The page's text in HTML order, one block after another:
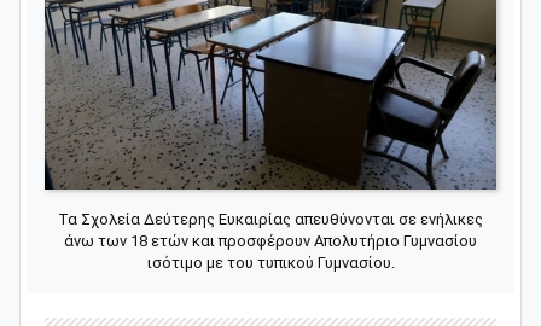
Τα Σχολεία Δεύτερης Ευκαιρίας απευθύνονται σε ενήλικες
άνω των 18 ετών και προσφέρουν Απολυτήριο Γυμνασίου
ισότιμο με του τυπικού Γυμνασίου.